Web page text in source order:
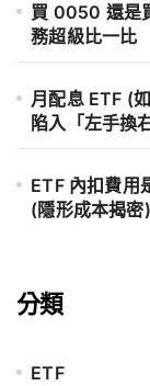
買 0050 還是
務超級比一比
月配息 ETF (
陷入「左手換
ETF 內扣費用
(隱形成本揭密)
分類
ETF